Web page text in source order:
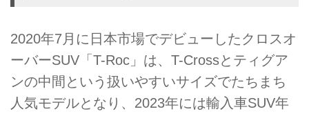
2020年7月に日本市場でデビューしたクロスオ
ーバーSUV「T-Roc」は、T-Crossとティグア
ンの中間という扱いやすいサイズでたちまち
人気モデルとなり、2023年には輸入車SUV年